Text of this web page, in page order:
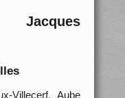
Villecerf, Aube